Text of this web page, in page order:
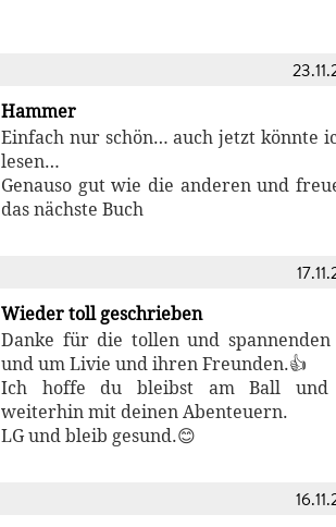
Hammer
Einfach nur schön… auch jetzt könnte
lesen…
Genauso gut wie die anderen und
das nächste Buch
Wieder toll geschrieben
Danke für die tollen und spannenden
und um Livie und ihren Freunden.👍
Ich hoffe du bleibst am Ball und
weiterhin mit deinen Abenteuern.
LG und bleib gesund.😊